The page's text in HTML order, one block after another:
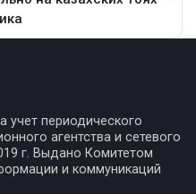
учет периодического
агентства и сетевого
г. Выдано Комитетом
и коммуникаций